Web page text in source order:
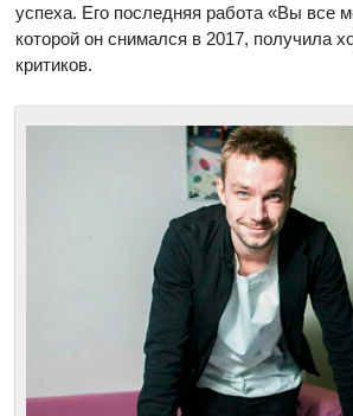
успеха. Его последняя работа «Вы все
которой он снимался в 2017, получила
критиков.